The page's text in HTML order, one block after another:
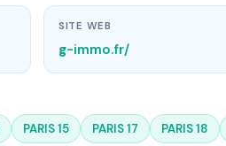
SITE WEB
g-immo.fr/
PARIS 15 PARIS 17 PARIS 18